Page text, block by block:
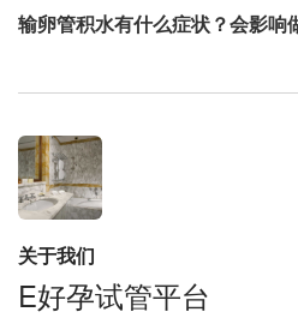
输卵管积水有什么症状？会影响
关于我们
E好孕试管平台